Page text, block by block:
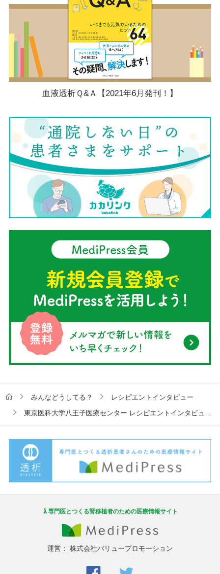
血液透析Ｑ&Ａ【2021年6月発刊！】
みんなどうしてる？
レシピエントインタビュー
東京医科大学八王子医療センター レシピエントインタビュー vol.3 ターニングポイント
専門医とつくる腎移植者のための医療情報サイト
運営： 株式会社バリュープロモーション